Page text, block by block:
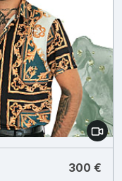
300 €